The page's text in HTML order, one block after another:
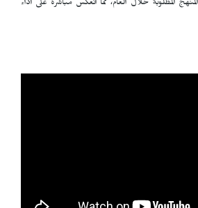
المطلوبة خلال العام، مما انعكس مباشرة على أداء